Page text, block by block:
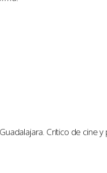
Crítico de cine